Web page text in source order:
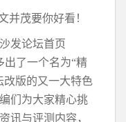
并茂要你好看！
发论坛首页
出了一个名为“精
改版的又一大特色
们为大家精心挑
讯与评测内容，